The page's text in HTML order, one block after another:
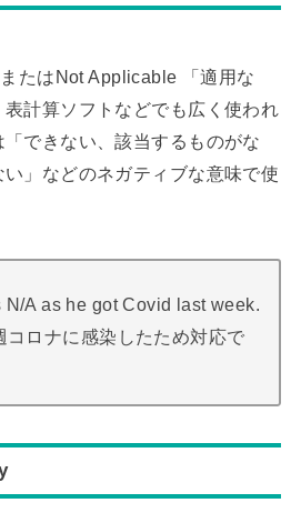
たはNot Applicable 「適用な
表計算ソフトなどでも広く使われ
できない、該当するものがな
」などのネガティブな意味で使
A as he got Covid last week.
コロナに感染したため対応で